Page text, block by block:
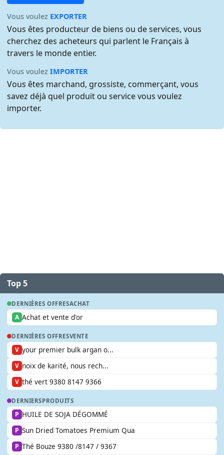
Vous voulez EXPORTER
Vous êtes producteur de biens ou de services, vous
cherchez des acheteurs qui parlent le Français à
travers le monde entier.
Vous voulezIMPORTER
Vous êtes marchand, grossiste, commerçant, vous
savez déjà quel produit ou service vous voulez
importer.
Top 5
DERNIÈRES OFFRESACHAT
A Achat et vente d'or
DERNIÈRES OFFRESVENTE
V your premier bulk argan o...
V noix de karité, nous rech...
V thé vert 9380 8147 9366
DERNIERSPRODUITS
P HUILE DE SOJA DÉGOMMÉ
P Sun Dried Tomatoes Premium Qua
P Thé Bouze 9380 /8147 / 9367